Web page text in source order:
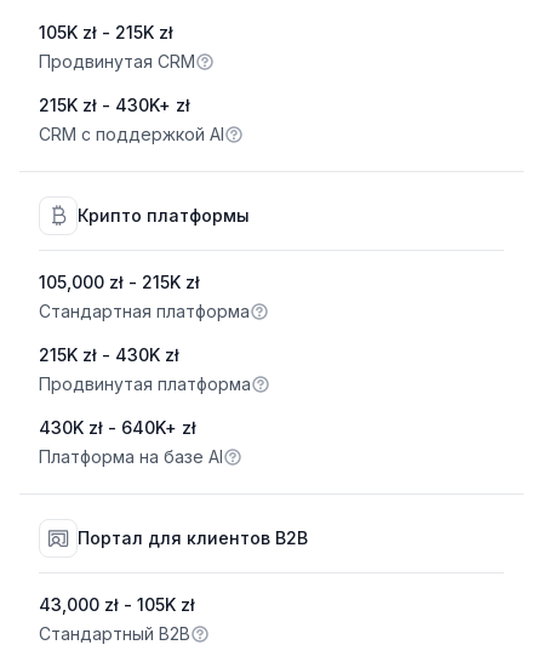
105K zł - 215K zł
Продвинутая CRM
215K zł - 430K+ zł
CRM с поддержкой AI
Крипто платформы
105,000 zł - 215K zł
Стандартная платформа
215K zł - 430K zł
Продвинутая платформа
430K zł - 640K+ zł
Платформа на базе AI
Портал для клиентов B2B
43,000 zł - 105K zł
Стандартный B2B